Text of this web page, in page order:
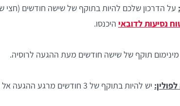
על הדרכון שלכם להיות בתוקף של שישה חודשים
נסיעות לדובאי היכנסו.
מינימום תוקף של שישה חודשים מעת ההגעה לרוסיה.
יש להיות בתוקף של 3 חודשים מרגע ההגעה אל פולין.